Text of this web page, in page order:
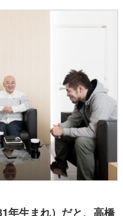
年生まれ）だと、高橋